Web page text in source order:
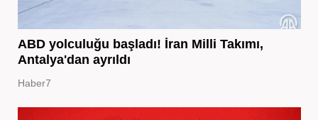
ABD yolculuğu başladı! İran Milli Takımı,
Antalya'dan ayrıldı
Haber7